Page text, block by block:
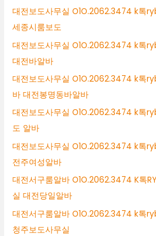
대전보도사무실 O1O.2062.3474 k톡
세종시룸보도
대전보도사무실 O1O.2062.3474 k톡
대전바알바
대전보도사무실 O1O.2062.3474 k톡
바 대전봉명동바알바
대전보도사무실 O1O.2062.3474 k톡
도 알바
대전보도사무실 O1O.2062.3474 k톡
전주여성알바
대전서구룸알바 O1O.2062.3474 K톡
실 대전당일알바
대전서구룸알바 O1O.2062.3474 k톡
청주보도사무실